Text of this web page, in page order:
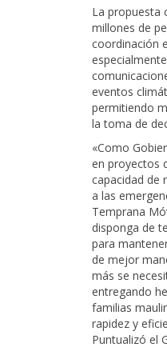
La propuesta
millones de
coordinación
eventos
permitiendo
la toma de
«Como
en proyectos
capacidad de
a las
Temprana
disponga de
para
de mejor
más se
entregando
familias
rapidez y
Puntualizó el